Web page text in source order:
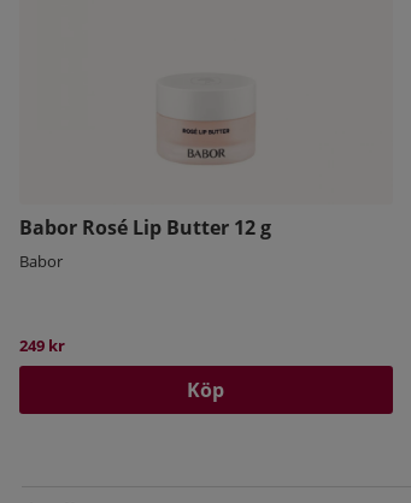
Babor Rosé Lip Butter 12 g
Babor
249 kr
Köp